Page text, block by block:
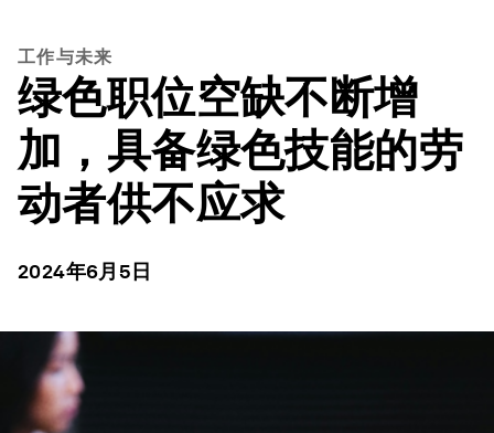
工作与未来
绿色职位空缺不断增
加，具备绿色技能的劳
动者供不应求
2024年6月5日